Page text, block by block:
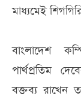
মাধ্যমেই
বাংলাদেশ
পার্থপ্রতিম
বক্তব্য রাখেন